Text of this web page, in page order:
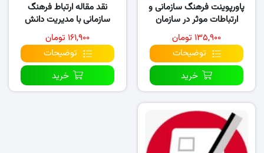
پاورپوینت فرهنگ سازمانی و
ارتباطات موثر در سازمان
۱۳۵,۹۰۰ تومان
توضیحات
خرید
نقد مقاله ارتباط فرهنگ
سازمانی با مدیریت دانش
مدیران ستادی سازمان
۱۶۱,۹۰۰ تومان
توضیحات
خرید